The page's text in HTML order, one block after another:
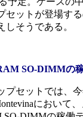
セットが登場す
しそうである。
SO-DIMMの
セットでは、今
において